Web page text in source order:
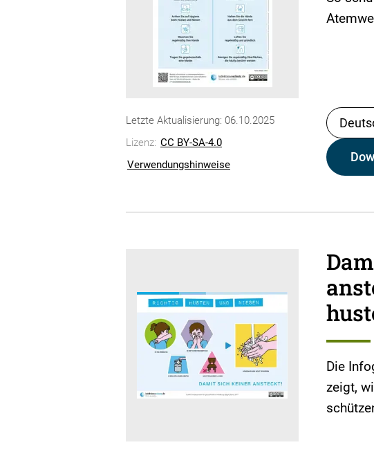
Letzte Aktualisierung: 06.10.2025
Lizenz: CC BY-SA-4.0
Verwendungshinweise
Die
zeigt,